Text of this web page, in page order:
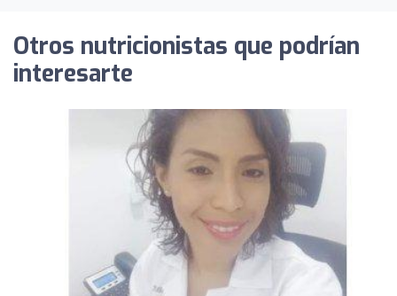
Otros nutricionistas que podrían
interesarte